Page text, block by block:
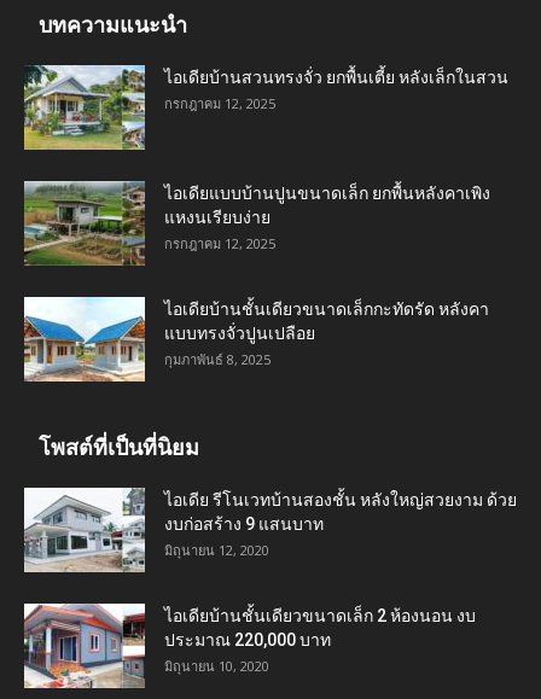
บทความแนะนำ
ไอเดียบ้านสวนทรงจั่ว ยกพื้นเตี้ย หลังเล็กในสวน
กรกฎาคม 12, 2025
ไอเดียแบบบ้านปูนขนาดเล็ก ยกพื้นหลังคาเพิง
แหงนเรียบง่าย
กรกฎาคม 12, 2025
ไอเดียบ้านชั้นเดียวขนาดเล็กกะทัดรัด หลังคา
แบบทรงจั่วปูนเปลือย
กุมภาพันธ์ 8, 2025
โพสต์ที่เป็นที่นิยม
ไอเดีย รีโนเวทบ้านสองชั้น หลังใหญ่สวยงาม ด้วย
งบก่อสร้าง 9 แสนบาท
มิถุนายน 12, 2020
ไอเดียบ้านชั้นเดียวขนาดเล็ก 2 ห้องนอน งบ
ประมาณ 220,000 บาท
มิถุนายน 10, 2020